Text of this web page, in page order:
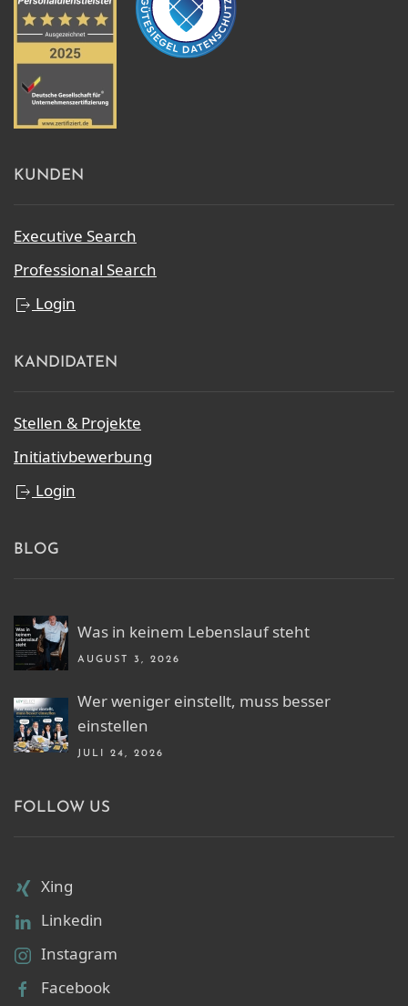
KUNDEN
Executive Search
Professional Search
Login
KANDIDATEN
Stellen & Projekte
Initiativbewerbung
Login
BLOG
Was in keinem Lebenslauf steht
AUGUST 3, 2026
Wer weniger einstellt, muss besser
einstellen
JULI 24, 2026
FOLLOW US
Xing
Linkedin
Instagram
Facebook